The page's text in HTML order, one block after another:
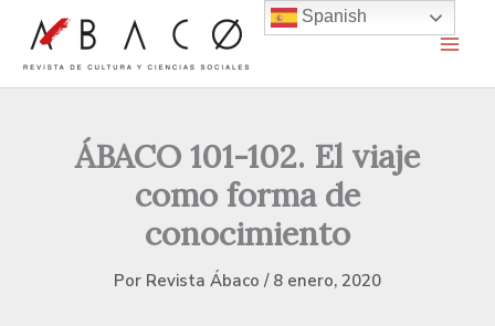
contenido
ÁBACO 101-102. El viaje
como forma de
conocimiento
Por Revista Ábaco / 8 enero, 2020
Spanish